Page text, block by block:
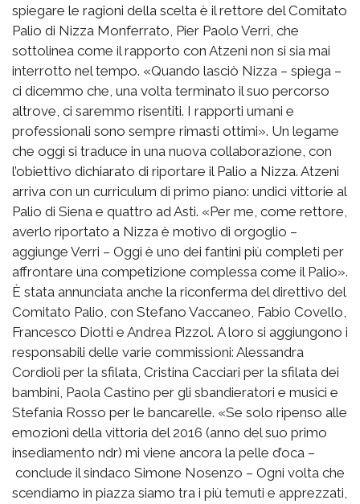
spiegare le ragioni della scelta è il rettore del Comitato
Palio di Nizza Monferrato, Pier Paolo Verri, che
sottolinea come il rapporto con Atzeni non si sia mai
interrotto nel tempo. «Quando lasciò Nizza – spiega –
ci dicemmo che, una volta terminato il suo percorso
altrove, ci saremmo risentiti. I rapporti umani e
professionali sono sempre rimasti ottimi». Un legame
che oggi si traduce in una nuova collaborazione, con
l’obiettivo dichiarato di riportare il Palio a Nizza. Atzeni
arriva con un curriculum di primo piano: undici vittorie al
Palio di Siena e quattro ad Asti. «Per me, come rettore,
averlo riportato a Nizza è motivo di orgoglio –
aggiunge Verri – Oggi è uno dei fantini più completi per
affrontare una competizione complessa come il Palio».
È stata annunciata anche la riconferma del direttivo del
Comitato Palio, con Stefano Vaccaneo, Fabio Covello,
Francesco Diotti e Andrea Pizzol. A loro si aggiungono i
responsabili delle varie commissioni: Alessandra
Cordioli per la sfilata, Cristina Cacciari per la sfilata dei
bambini, Paola Castino per gli sbandieratori e musici e
Stefania Rosso per le bancarelle. «Se solo ripenso alle
emozioni della vittoria del 2016 (anno del suo primo
insediamento ndr) mi viene ancora la pelle d’oca –
conclude il sindaco Simone Nosenzo – Ogni volta che
scendiamo in piazza siamo tra i più temuti e apprezzati,